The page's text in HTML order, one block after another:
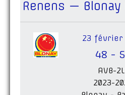
Renens — Blonay
23 février
48 -
AVB-
2023-